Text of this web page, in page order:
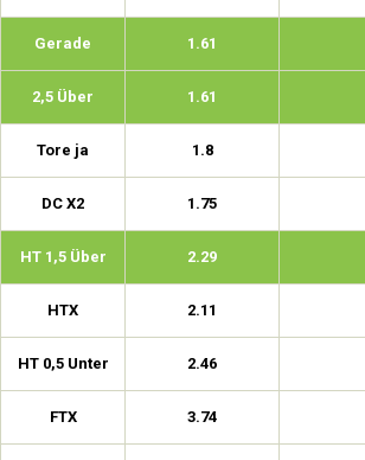
Gerade 1.61
2,5 Über 1.61
Tore ja 1.8
DC X2 1.75
HT 1,5 Über 2.29
HTX 2.11
HT 0,5 Unter 2.46
FTX 3.74